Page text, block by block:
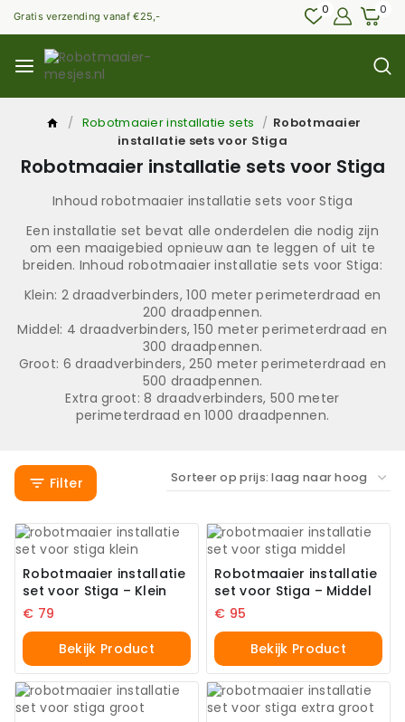
Gratis verzending vanaf €25,- 0 0
/ Robotmaaier installatie sets / Robotmaaier
installatie sets voor Stiga
Robotmaaier installatie sets voor Stiga
Inhoud robotmaaier installatie sets voor Stiga
Een installatie set bevat alle onderdelen die nodig zijn
om een maaigebied opnieuw aan te leggen of uit te
breiden. Inhoud robotmaaier installatie sets voor Stiga:
Klein: 2 draadverbinders, 100 meter perimeterdraad en
200 draadpennen.
Middel: 4 draadverbinders, 150 meter perimeterdraad en
300 draadpennen.
Groot: 6 draadverbinders, 250 meter perimeterdraad en
500 draadpennen.
Extra groot: 8 draadverbinders, 500 meter
perimeterdraad en 1000 draadpennen.
Filter
Robotmaaier installatie
set voor Stiga – Klein
€ 79
Bekijk Product
Robotmaaier installatie
set voor Stiga – Middel
€ 95
Bekijk Product